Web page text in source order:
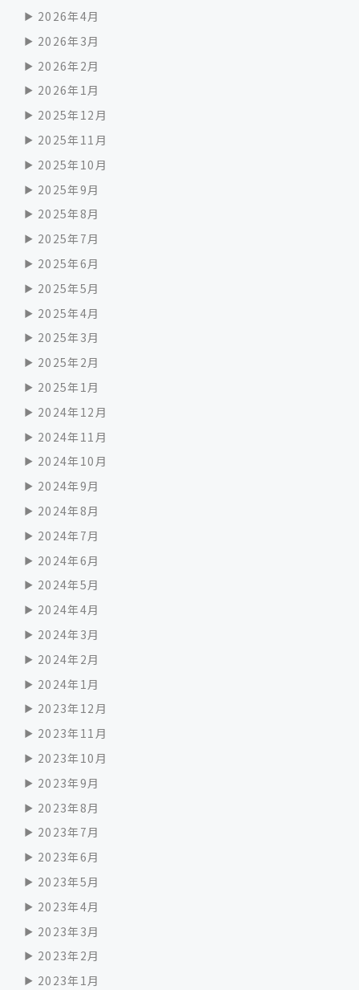
2026年4月
2026年3月
2026年2月
2026年1月
2025年12月
2025年11月
2025年10月
2025年9月
2025年8月
2025年7月
2025年6月
2025年5月
2025年4月
2025年3月
2025年2月
2025年1月
2024年12月
2024年11月
2024年10月
2024年9月
2024年8月
2024年7月
2024年6月
2024年5月
2024年4月
2024年3月
2024年2月
2024年1月
2023年12月
2023年11月
2023年10月
2023年9月
2023年8月
2023年7月
2023年6月
2023年5月
2023年4月
2023年3月
2023年2月
2023年1月